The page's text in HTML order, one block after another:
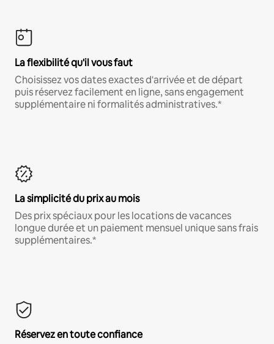
La flexibilité qu'il vous faut
Choisissez vos dates exactes d'arrivée et de départ
puis réservez facilement en ligne, sans engagement
supplémentaire ni formalités administratives.*
La simplicité du prix au mois
Des prix spéciaux pour les locations de vacances
longue durée et un paiement mensuel unique sans frais
supplémentaires.*
Réservez en toute confiance